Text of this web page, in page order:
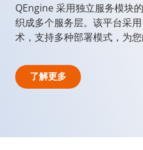
QEngine 采用独立服务模块
织成多个服务层。该平台采
术，支持多种部署模式，为您
了解更多